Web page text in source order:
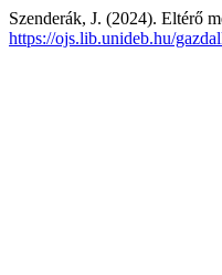
Szenderák, J. (2024). Eltérő
https://ojs.lib.unideb.hu/